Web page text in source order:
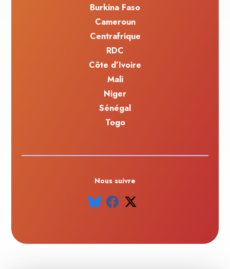
Burkina Faso
Cameroun
Centrafrique
RDC
Côte d’Ivoire
Mali
Niger
Sénégal
Togo
Nous suivre